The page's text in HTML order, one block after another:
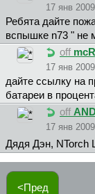
17 янв
Ребята дайте
вспышке n73 " не
off
17 янв
дайте ссылку на
батареи в
off
17 янв
Дядя Дэн, NTorch
<Пред